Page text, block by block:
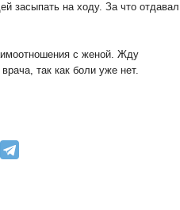
засыпать на ходу. За что отдавал
с женой. Жду
так как боли уже нет.